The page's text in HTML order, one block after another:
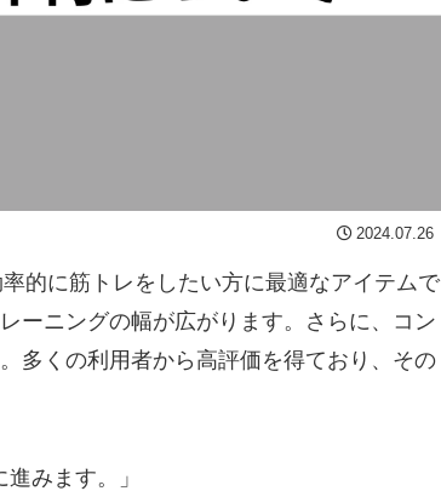
2024.07.26
的に筋トレをしたい方に最適なアイテムで
ーニングの幅が広がります。さらに、コン
多くの利用者から高評価を得ており、その
みます。」